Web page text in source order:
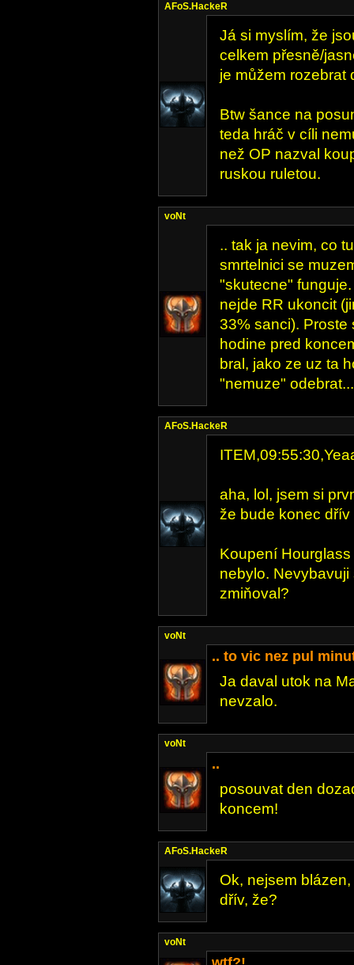
AFoS.HackeR
Já si myslím, že
celkem přesně/
je můžem rozebrat
Btw šance na
teda hráč v cíli
než OP nazval
ruskou ruletou.
voNt
.. tak ja nevim, co
smrtelnici se
"skutecne"
nejde RR ukoncit
33% sanci). Proste
hodine pred
bral, jako ze uz ta
"nemuze" odebrat...
AFoS.HackeR
aha, lol, jsem si
že bude konec dřív
Koupení
nebylo.
zmiňoval?
voNt
.. to vic nez pul
Ja daval utok na
nevzalo.
voNt
..
posouvat den
koncem!
AFoS.HackeR
Ok, nejsem
dřív, že?
voNt